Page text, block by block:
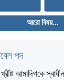
আরো বিষয়...
পদ
আমাদিগকে